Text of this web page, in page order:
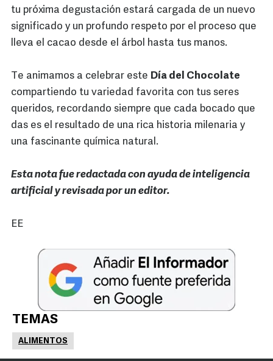
tu próxima degustación estará cargada de un nuevo
significado y un profundo respeto por el proceso que
lleva el cacao desde el árbol hasta tus manos.
Te animamos a celebrar este Día del Chocolate
compartiendo tu variedad favorita con tus seres
queridos, recordando siempre que cada bocado que
das es el resultado de una rica historia milenaria y
una fascinante química natural.
Esta nota fue redactada con ayuda de inteligencia
artificial y revisada por un editor.
EE
TEMAS
ALIMENTOS